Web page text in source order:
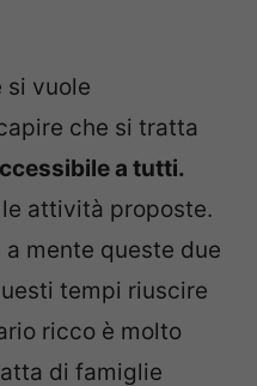
si vuole
che si tratta
a tutti.
attività proposte.
mente queste due
tempi riuscire
ricco è molto
di famiglie